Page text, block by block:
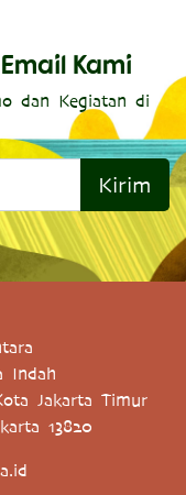
Kami
dan Kegiatan di
Kirim
Indah
Jakarta Timur
13820